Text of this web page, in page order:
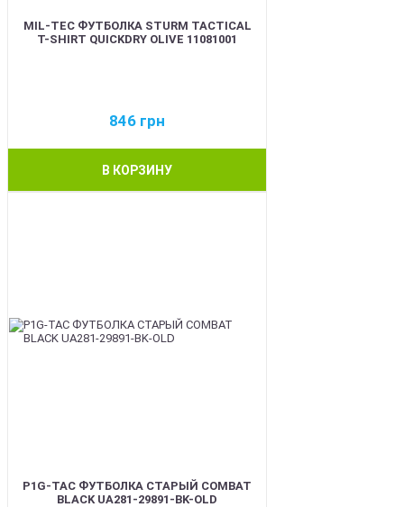
MIL-TEC ФУТБОЛКА STURM TACTICAL
T-SHIRT QUICKDRY OLIVE 11081001
846 грн
В КОРЗИНУ
P1G-TAC ФУТБОЛКА СТАРЫЙ COMBAT
BLACK UA281-29891-BK-OLD